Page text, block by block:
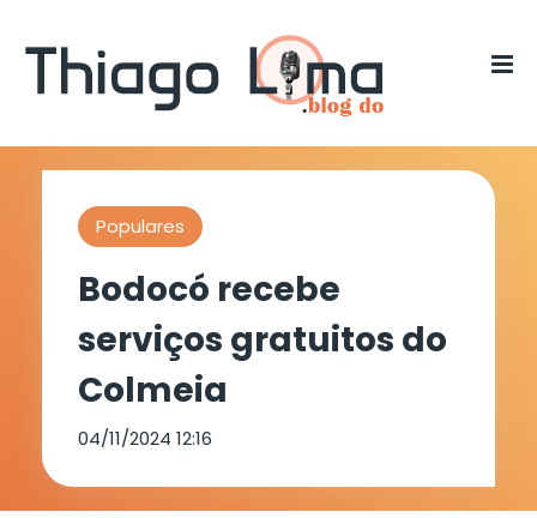
Populares
Bodocó recebe
serviços gratuitos do
Colmeia
04/11/2024 12:16